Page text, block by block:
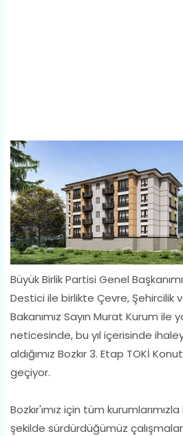
Büyük Birlik Partisi Genel
Destici ile birlikte Çevre, Şehircilik
Bakanımız Sayın Murat Kurum ile
neticesinde, bu yıl içerisinde
aldığımız Bozkır 3. Etap TOKİ
geçiyor.
Bozkır'ımız için tüm
şekilde sürdürdüğümüz